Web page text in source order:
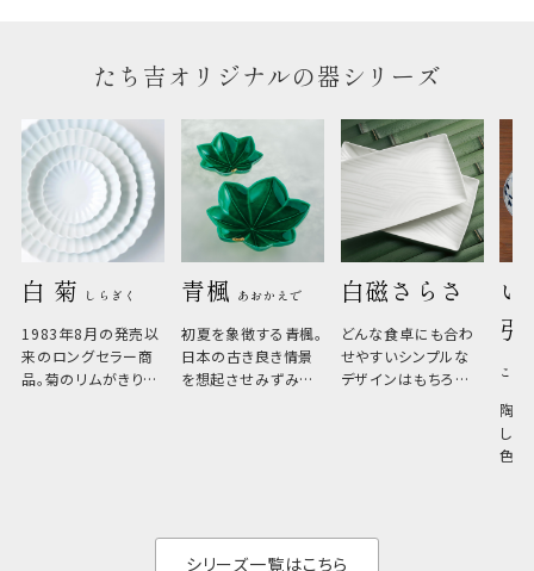
たち吉オリジナルの器シリーズ
白 菊 しらぎく
1983年8月の発売以
来のロングセラー商
品。菊のリムがきりっ
青楓 あおかえで
初夏を象徴する青楓。
日本の古き良き情景
を想起させみずみず
白磁さらさ
どんな食卓にも合わ
せやすいシンプルな
デザインはもちろん、
い
こひ
陶器
しい
色の
シリーズ一覧はこちら